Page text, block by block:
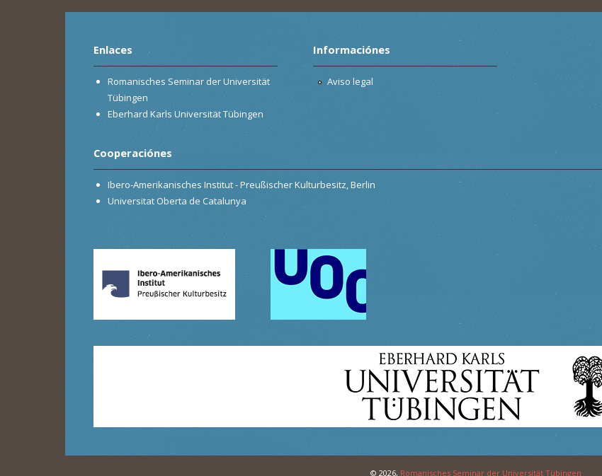
Enlaces
Romanisches Seminar der Universität
Tübingen
Eberhard Karls Universität Tübingen
Informaciónes
Aviso legal
Cooperaciónes
Ibero-Amerikanisches Institut - Preußischer Kulturbesitz, Berlin
Universitat Oberta de Catalunya
© 2026, Romanisches Seminar der Universität Tübingen